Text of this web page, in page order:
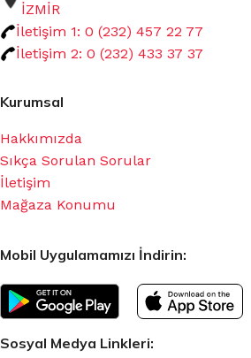
İZMİR
İletişim 1: 0 (232) 457 22 77
İletişim 2: 0 (232) 433 37 37
Kurumsal
Hakkımızda
Sıkça Sorulan Sorular
İletişim
Mağaza Konumu
Mobil Uygulamamızı İndirin:
Sosyal Medya Linkleri: